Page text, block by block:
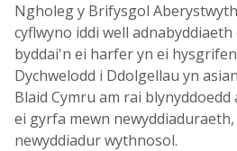
Ngholeg y Brifysgol
cyflwyno iddi well
byddai'n ei harfer yn ei
Dychwelodd i Ddolgellau yn
Blaid Cymru am rai blynyddoedd
ei gyrfa mewn
newyddiadur wythnosol.